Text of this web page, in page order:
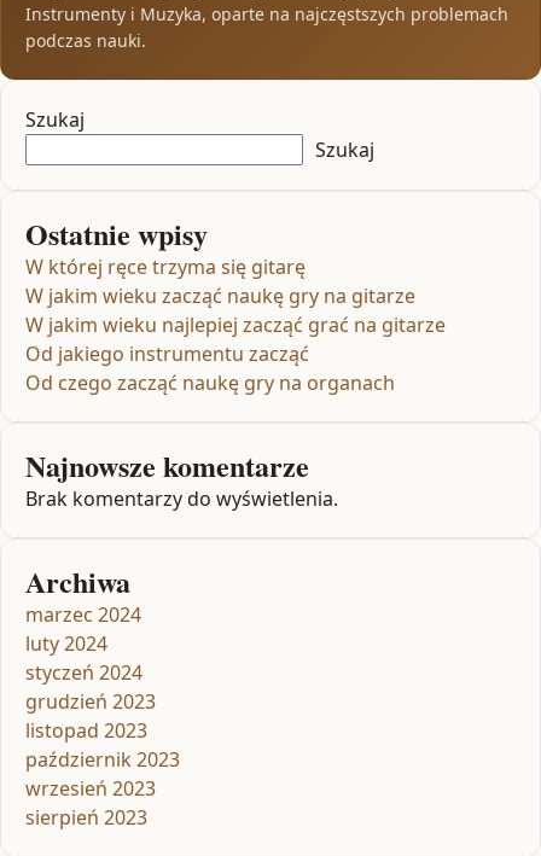
Instrumenty i Muzyka, oparte na najczęstszych problemach
podczas nauki.
Szukaj
Szukaj
Ostatnie wpisy
W której ręce trzyma się gitarę
W jakim wieku zacząć naukę gry na gitarze
W jakim wieku najlepiej zacząć grać na gitarze
Od jakiego instrumentu zacząć
Od czego zacząć naukę gry na organach
Najnowsze komentarze
Brak komentarzy do wyświetlenia.
Archiwa
marzec 2024
luty 2024
styczeń 2024
grudzień 2023
listopad 2023
październik 2023
wrzesień 2023
sierpień 2023